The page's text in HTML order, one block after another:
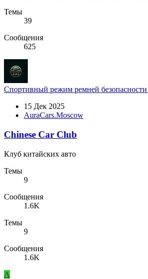
Темы
39
Сообщения
625
Спортивный режим ремней
15 Дек 2025
AuraCars.Moscow
Сhinese Сar Сlub
Клуб китайских авто
Темы
9
Сообщения
1.6K
Темы
9
Сообщения
1.6K
A